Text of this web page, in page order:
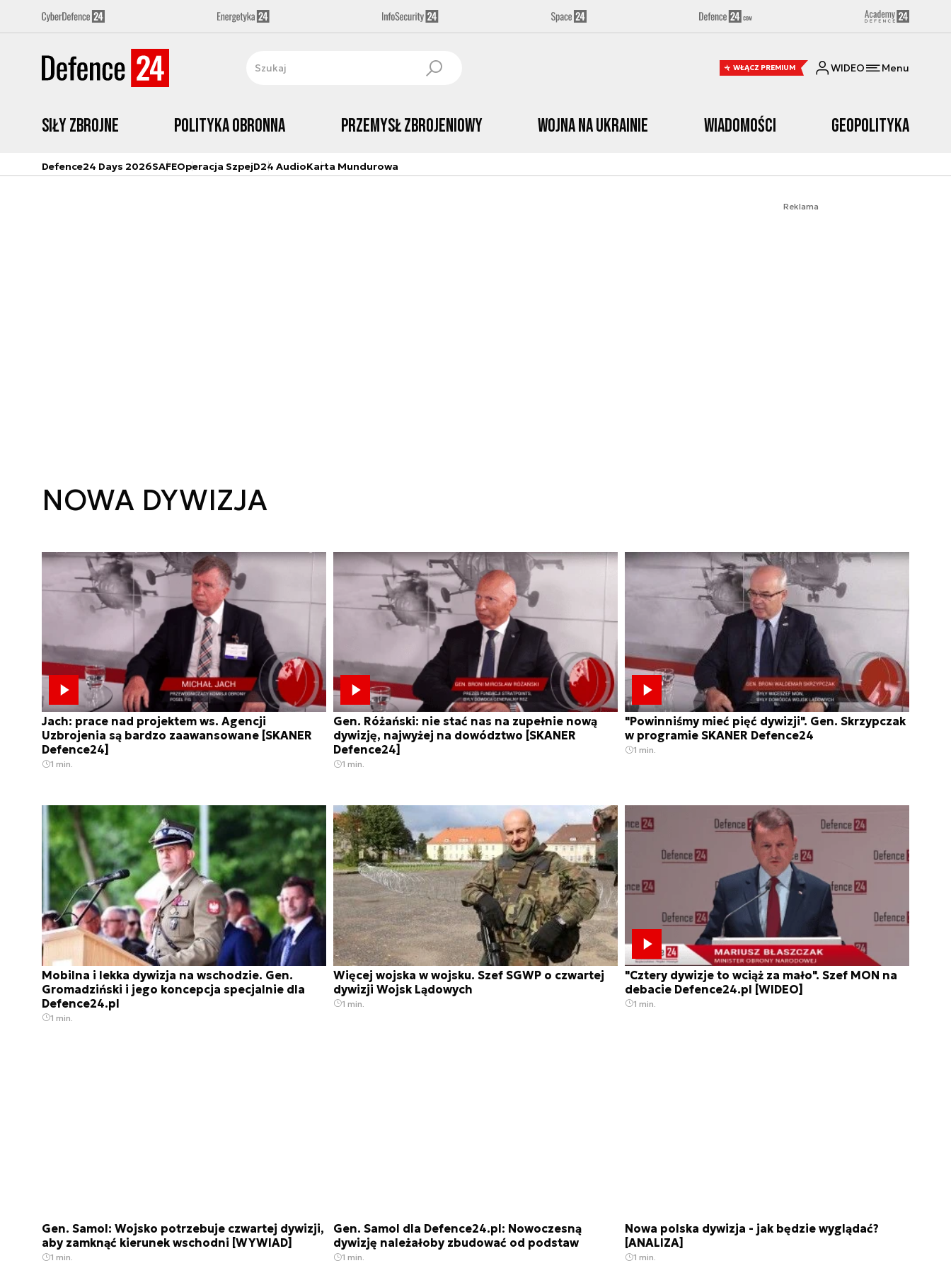
WŁĄCZ PREMIUM WIDEO Menu
Siły zbrojne Polityka obronna Przemysł Zbrojeniowy Wojna na Ukrainie Wiadomości Geopolityka
Defence24 Days 2026SAFEOperacja SzpejD24 AudioKarta Mundurowa
Reklama
NOWA DYWIZJA
Jach: prace nad projektem ws. Agencji
Uzbrojenia są bardzo zaawansowane [SKANER
Defence24]
1 min.
Gen. Różański: nie stać nas na zupełnie nową
dywizję, najwyżej na dowództwo [SKANER
Defence24]
1 min.
"Powinniśmy mieć pięć dywizji". Gen. Skrzypczak
w programie SKANER Defence24
1 min.
Mobilna i lekka dywizja na wschodzie. Gen.
Gromadziński i jego koncepcja specjalnie dla
Defence24.pl
1 min.
Więcej wojska w wojsku. Szef SGWP o czwartej
dywizji Wojsk Lądowych
1 min.
"Cztery dywizje to wciąż za mało". Szef MON na
debacie Defence24.pl [WIDEO]
1 min.
Gen. Samol: Wojsko potrzebuje czwartej dywizji,
aby zamknąć kierunek wschodni [WYWIAD]
1 min.
Gen. Samol dla Defence24.pl: Nowoczesną
dywizję należałoby zbudować od podstaw
1 min.
Nowa polska dywizja - jak będzie wyglądać?
[ANALIZA]
1 min.